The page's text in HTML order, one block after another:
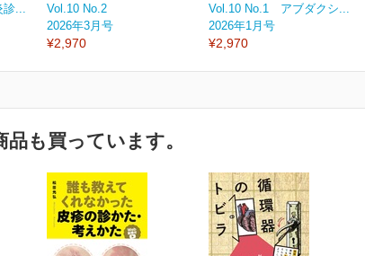
診...
Vol.10 No.2
2026年3月号
¥2,970
Vol.10 No.1 アブダクシ...
2026年1月号
¥2,970
も買っています。